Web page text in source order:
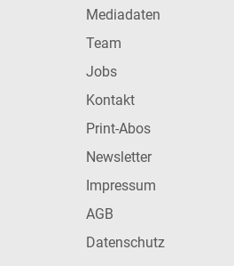
Mediadaten
Team
Jobs
Kontakt
Print-Abos
Newsletter
Impressum
AGB
Datenschutz